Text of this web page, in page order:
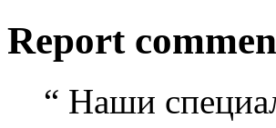
Report
“ Наши